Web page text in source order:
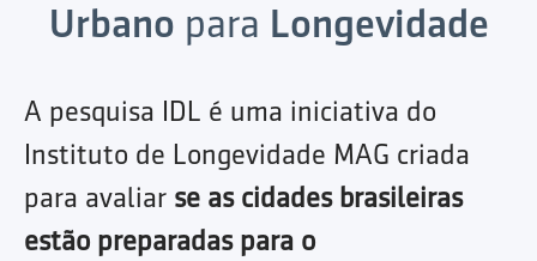
Urbano para Longevidade
A pesquisa IDL é uma iniciativa do
Instituto de Longevidade MAG criada
para avaliar se as cidades brasileiras
estão preparadas para o